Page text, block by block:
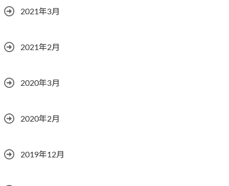
2021年3月
2021年2月
2020年3月
2020年2月
2019年12月